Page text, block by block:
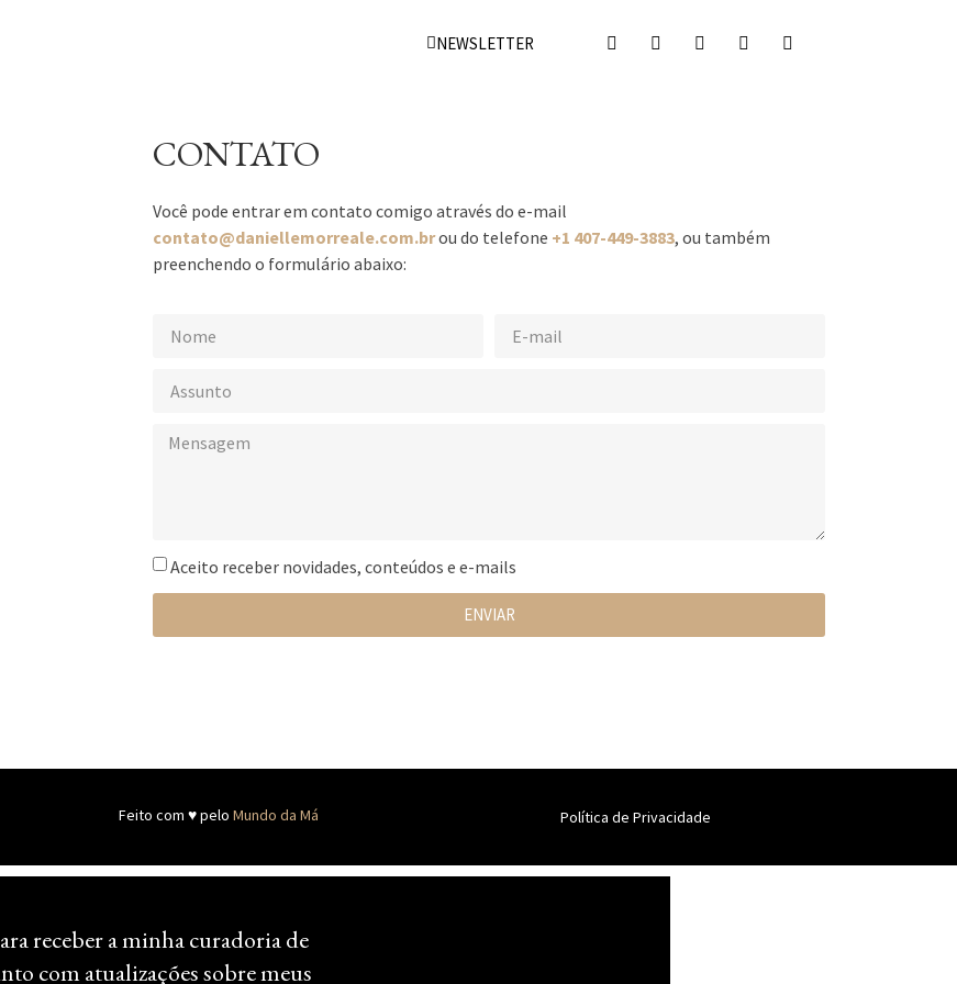
NEWSLETTER
CONTATO
Você pode entrar em contato comigo através do e-mail
contato@daniellemorreale.com.brou do telefone +1 407-449-3883, ou também
preenchendo o formulário abaixo:
Aceito receber novidades, conteúdos e e-mails
ENVIAR
Feito com ♥ pelo Mundo da Má Política de Privacidade
receber a minha curadoria de
com atualizações sobre meus